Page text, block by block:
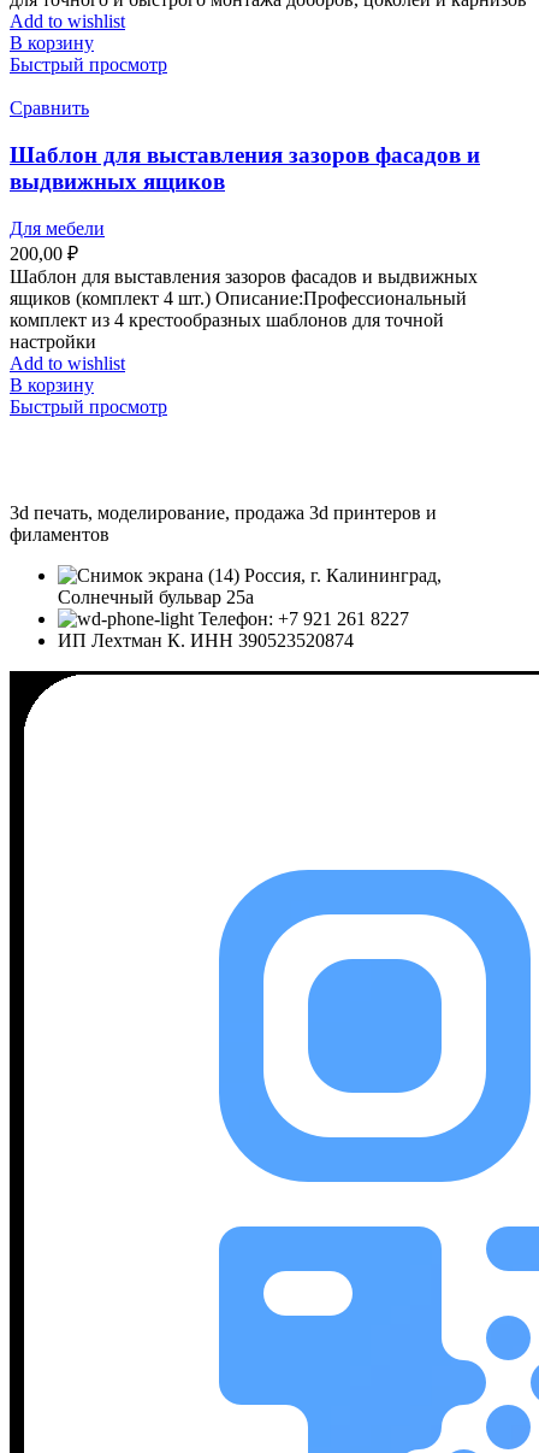
Add to wishlist
В корзину
Быстрый просмотр
Сравнить
Шаблон для выставления зазоров фасадов и
выдвижных ящиков
Для мебели
200,00 ₽
Шаблон для выставления зазоров фасадов и выдвижных
ящиков (комплект 4 шт.) Описание:Профессиональный
комплект из 4 крестообразных шаблонов для точной
настройки
Add to wishlist
В корзину
Быстрый просмотр
3d печать, моделирование, продажа 3d принтеров и
филаментов
Россия, г. Калининград,
Солнечный бульвар 25а
Телефон: +7 921 261 8227
ИП Лехтман К. ИНН 390523520874